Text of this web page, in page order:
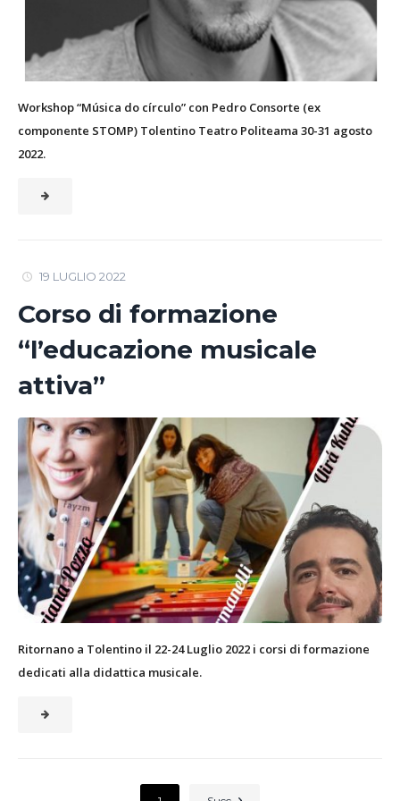
Workshop “Música do círculo” con Pedro Consorte (ex
componente STOMP) Tolentino Teatro Politeama 30-31 agosto
2022.
19 LUGLIO 2022
Corso di formazione
“l’educazione musicale
attiva”
Ritornano a Tolentino il 22-24 Luglio 2022 i corsi di formazione
dedicati alla didattica musicale.